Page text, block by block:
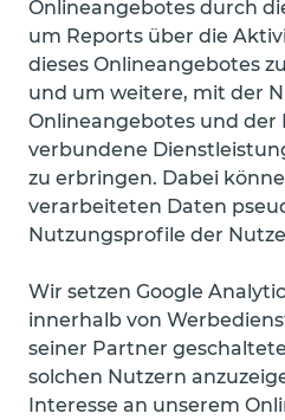
Onlineangebotes durch
um Reports über die
dieses Onlineangebotes
und um weitere, mit der
Onlineangebotes und
verbundene
zu erbringen. Dabei
verarbeiteten Daten
Nutzungsprofile der
Wir setzen Google
innerhalb von
seiner Partner
solchen Nutzern
Interesse an unserem